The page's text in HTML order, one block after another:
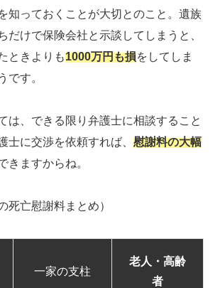
知っておくことが大切とのこと。遺族
だけで保険会社と示談してしまうと、
ときよりも1000万円も損をしてしま
です。
は、できる限り弁護士に相談すること
士に交渉を依頼すれば、慰謝料の大幅
きますからね。
死亡慰謝料まとめ）
一家の支柱
老人・高齢
者